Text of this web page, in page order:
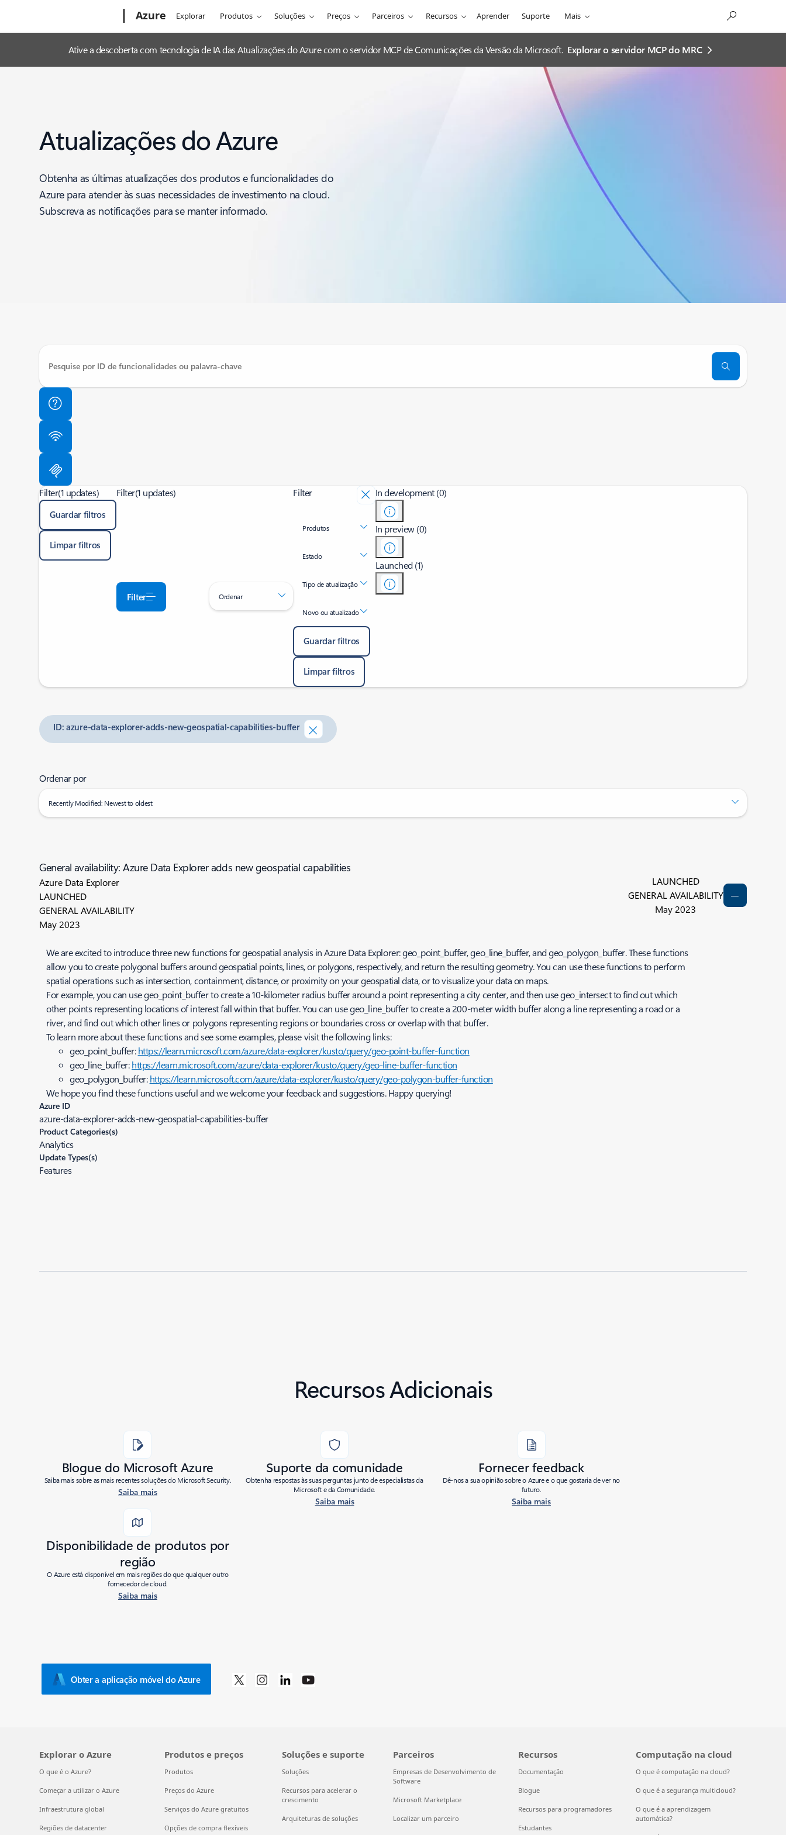
Azure Explorar Produtos Soluções Preços Parceiros Recursos Aprender Suporte Mais
Ative a descoberta com tecnologia de IA das Atualizações do Azure com o servidor MCP de Comunicações da Versão da Microsoft. Explorar o servidor MCP do MRC
Atualizações do Azure
Obtenha as últimas atualizações dos produtos e funcionalidades do
Azure para atender às suas necessidades de investimento na cloud.
Subscreva as notificações para se manter informado.
Filter(1 updates)
Guardar filtros
Limpar filtros
Filter(1 updates)
Filter Ordenar
Filter
Produtos
Estado
Tipo de atualização
Novo ou atualizado
Guardar filtros
Limpar filtros
In development (0)
In preview (0)
Launched (1)
ID: azure-data-explorer-adds-new-geospatial-capabilities-buffer
Ordenar por
Recently Modified: Newest to oldest
General availability: Azure Data Explorer adds new geospatial capabilities
Azure Data Explorer
LAUNCHED
GENERAL AVAILABILITY
May 2023
LAUNCHED
GENERAL AVAILABILITY
May 2023
We are excited to introduce three new functions for geospatial analysis in Azure Data Explorer: geo_point_buffer, geo_line_buffer, and geo_polygon_buffer. These functions
allow you to create polygonal buffers around geospatial points, lines, or polygons, respectively, and return the resulting geometry. You can use these functions to perform
spatial operations such as intersection, containment, distance, or proximity on your geospatial data, or to visualize your data on maps.
For example, you can use geo_point_buffer to create a 10-kilometer radius buffer around a point representing a city center, and then use geo_intersect to find out which
other points representing locations of interest fall within that buffer. You can use geo_line_buffer to create a 200-meter width buffer along a line representing a road or a
river, and find out which other lines or polygons representing regions or boundaries cross or overlap with that buffer.
To learn more about these functions and see some examples, please visit the following links:
geo_point_buffer:https://learn.microsoft.com/azure/data-explorer/kusto/query/geo-point-buffer-function
geo_line_buffer:https://learn.microsoft.com/azure/data-explorer/kusto/query/geo-line-buffer-function
geo_polygon_buffer:https://learn.microsoft.com/azure/data-explorer/kusto/query/geo-polygon-buffer-function
We hope you find these functions useful and we welcome your feedback and suggestions. Happy querying!
Azure ID
azure-data-explorer-adds-new-geospatial-capabilities-buffer
Product Categories(s)
Analytics
Update Types(s)
Features
Recursos Adicionais
Blogue do Microsoft Azure
Saiba mais sobre as mais recentes soluções do Microsoft Security.
Saiba mais
Suporte da comunidade
Obtenha respostas às suas perguntas junto de especialistas da
Microsoft e da Comunidade.
Saiba mais
Fornecer feedback
Dê-nos a sua opinião sobre o Azure e o que gostaria de ver no
futuro.
Saiba mais
Disponibilidade de produtos por
região
O Azure está disponível em mais regiões do que qualquer outro
fornecedor de cloud.
Saiba mais
Obter a aplicação móvel do Azure
Explorar o Azure
O que é o Azure?
Começar a utilizar o Azure
Infraestrutura global
Regiões de datacenter
Produtos e preços
Produtos
Preços do Azure
Serviços do Azure gratuitos
Opções de compra flexíveis
Soluções e suporte
Soluções
Recursos para acelerar o
crescimento
Arquiteturas de soluções
Parceiros
Empresas de Desenvolvimento de
Software
Microsoft Marketplace
Localizar um parceiro
Recursos
Documentação
Blogue
Recursos para programadores
Estudantes
Computação na cloud
O que é computação na cloud?
O que é a segurança multicloud?
O que é a aprendizagem
automática?